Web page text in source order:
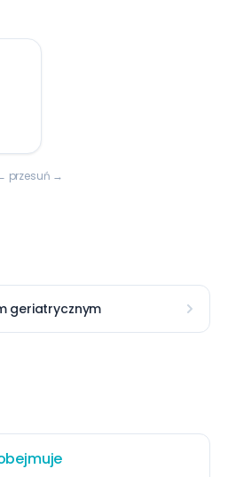
przesuń →
geriatrycznym